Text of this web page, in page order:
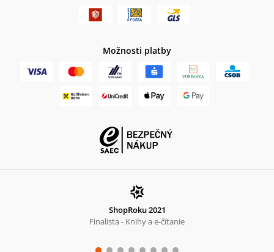
Možnosti platby
ShopRoku 2021
Finalista - Knihy a e-čítanie